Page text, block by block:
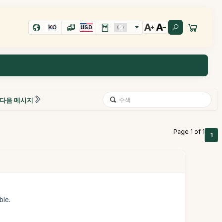
KO USD
다음 메시지
Page 1 of 1 1